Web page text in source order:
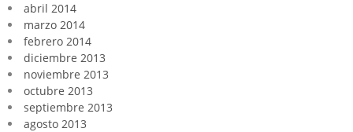
abril 2014
marzo 2014
febrero 2014
diciembre 2013
noviembre 2013
octubre 2013
septiembre 2013
agosto 2013